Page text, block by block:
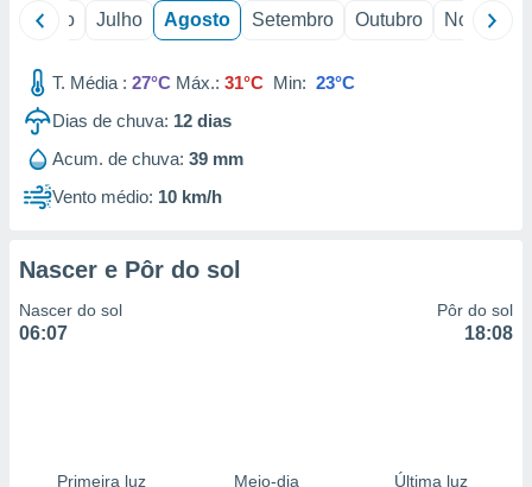
estudos
de
1199
Junho Julho Agosto Setembro Outubro Novembro
T. Média : 27°C Máx.: 31°C Min: 23°C
Dias de chuva: 12 dias
Acum. de chuva: 39 mm
Vento médio: 10 km/h
Nascer e Pôr do sol
Nascer do sol
06:07
Pôr do sol
18:08
Primeira luz
Meio-dia
Última luz